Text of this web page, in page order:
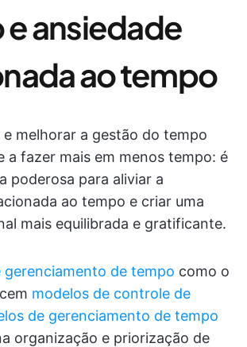
ansiedade
ao tempo
melhorar a gestão do tempo
a fazer mais em menos tempo: é
poderosa para aliviar a
ao tempo e criar uma
mais equilibrada e gratificante.
gerenciamento de tempo como o
modelos de controle de
de gerenciamento de tempo
organização e priorização de